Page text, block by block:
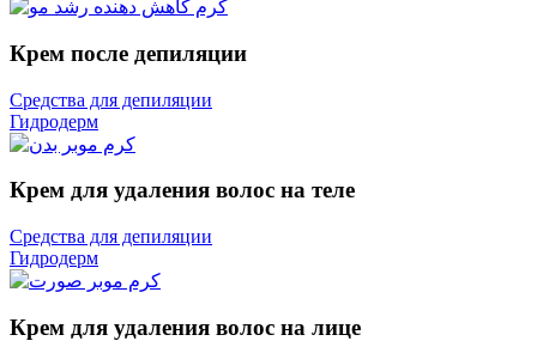
Крем после депиляции
Средства для депиляции
Гидродерм
Крем для удаления волос на теле
Средства для депиляции
Гидродерм
Крем для удаления волос на лице